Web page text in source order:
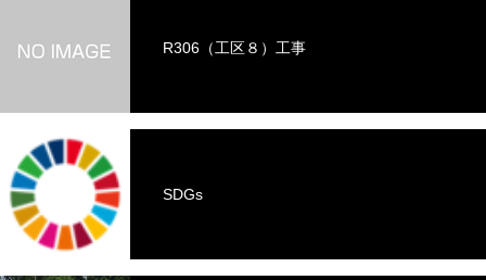
R306（工区８）工事
SDGs